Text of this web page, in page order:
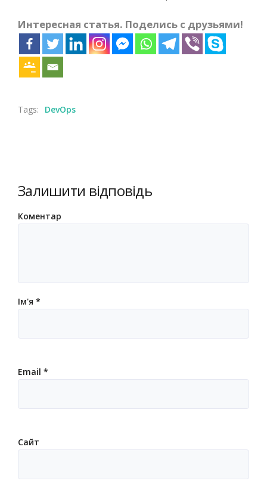
Интересная статья. Поделись с друзьями!
Tags: DevOps
Залишити відповідь
Коментар
Ім'я *
Email *
Сайт